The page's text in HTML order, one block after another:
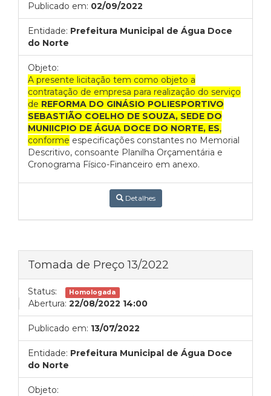
Publicado em: 02/09/2022
Entidade: Prefeitura Municipal de Água Doce
do Norte
Objeto:
A presente licitação tem como objeto a
contratação de empresa para realização do serviço
de REFORMA DO GINÁSIO POLIESPORTIVO
SEBASTIÃO COELHO DE SOUZA, SEDE DO
MUNIICPIO DE ÁGUA DOCE DO NORTE, ES,
conforme especificações constantes no Memorial
Descritivo, consoante Planilha Orçamentária e
Cronograma Físico-Financeiro em anexo.
Detalhes
Tomada de Preço 13/2022
Status: Homologada
Abertura: 22/08/2022 14:00
Publicado em: 13/07/2022
Entidade: Prefeitura Municipal de Água Doce
do Norte
Objeto: